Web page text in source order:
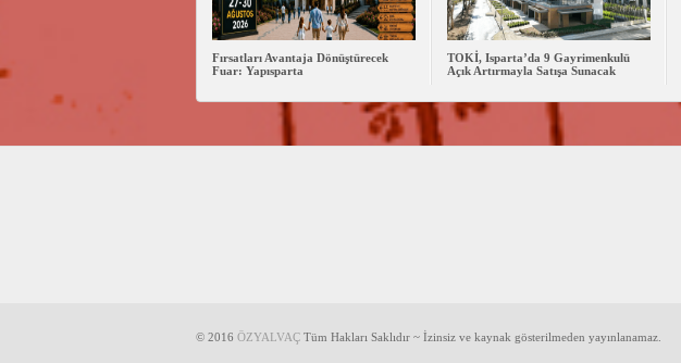
Fırsatları Avantaja Dönüştürecek
Fuar: Yapısparta
TOKİ, Isparta’da 9 Gayrimenkulü
Açık Artırmayla Satışa Sunacak
© 2016 ÖZYALVAÇTüm Hakları Saklıdır ~ İzinsiz ve kaynak gösterilmeden yayınlanamaz.